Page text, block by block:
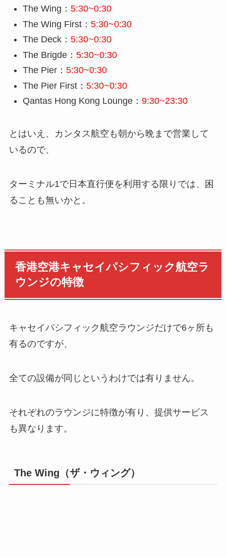
The Wing： 5:30~0:30
The Wing First： 5:30~0:30
The Deck： 5:30~0:30
The Brigde： 5:30~0:30
The Pier： 5:30~0:30
The Pier First： 5:30~0:30
Qantas Hong Kong Lounge： 9:30~23:30
とはいえ、カンタス航空も朝から晩まで営業して
いるので、
ターミナル1で日本直行便を利用する限りでは、困
ることも無いかと。
香港空港キャセイパシフィック航空ラ
ウンジの特徴
キャセイパシフィック航空ラウンジだけで6ヶ所も
有るのですが、
全ての設備が同じというわけでは有りません。
それぞれのラウンジに特徴が有り、提供サービス
も異なります。
The Wing（ザ・ウィング）